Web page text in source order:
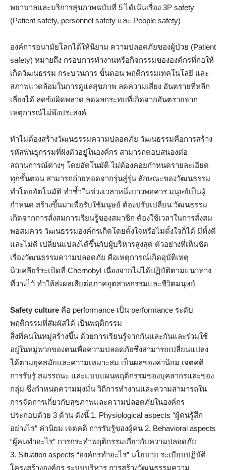
พยาบาลและบริการสุขภาพฉบับที่ 5 ได้เน้นเรื่อง 3P safety
(Patient safety, personnel safety และ People safety)
องค์การอนามัยโลกได้ให้นิยาม ความปลอดภัยของผู้ป่วย (Patient
safety) หมายถึง กรอบการทำงานหรือกิจกรรมขององค์กรที่ก่อให้
เกิดวัฒนธรรม กระบวนการ ขั้นตอน พฤติกรรมเทคโนโลยี และ
สภาพแวดล้อมในการดูแลสุขภาพ ลดความเสี่ยง อันตรายที่หลีก
เลี่ยงได้ ลดข้อผิดพลาด ลดผลกระทบที่เกิดจากอันตรายจาก
เหตุการณ์ไม่พึงประสงค์
ทำไมต้องสร้างวัฒนธรรมความปลอดภัย วัฒนธรรมคือการสร้าง
รหัสพันธุกรรมที่ฝังตัวอยู่ในองค์กร สามารถตอบสนองต่อ
สถานการณ์ต่างๆ โดยอัตโนมัติ ไม่ต้องคอยกำหนดรายละเอียด
ทุกขั้นตอน สามารถถ่ายทอดจากรุ่นสู่รุ่น ลักษณะของวัฒนธรรม
ทำโดยอัตโนมัติ ทำซ้ำในช่วงเวลาหนึ่งยาวพอควร มนุษย์เป็นผู้
กำหนด สร้างขึ้นมาเพื่อรับใช้มนุษย์ ต้องปรับเปลี่ยน วัฒนธรรม
เกิดจากการสั่งสมการเรียนรู้ของสมาชิก ต้องใช้เวลาในการสั่งสม
พอสมควร วัฒนธรรมองค์กรเกิดโดยตั้งใจหรือไม่ตั้งใจก็ได้ มีทั้งดี
และไม่ดี เปลี่ยนแปลงได้ขึ้นกับผู้บริหารสูงสุด ตัวอย่างที่เห็นชัด
เรื่องวัฒนธรรมความปลอดภัย คือเหตุการณ์เกิดอุบัติเหตุ
นิวเคลียร์ระเบิดที่ Chernobyl เนื่องจากไม่ได้ปฏิบัติตามแนวทาง
ที่วางไว้ ทำให้ส่งผลเสียต่อภาคอุตสาหกรรมและชีวิตมนุษย์
Safety culture คือ performance เป็น performance ระดับ
พฤติกรรมที่สัมผัสได้ เป็นพฤติกรรม
สิ่งที่คนในหมู่สร้างขึ้น ด้วยการเรียนรู้จากกันและกันและร่วมใช้
อยู่ในหมู่พวกของตนเพื่อความปลอดภัยซึ่งสามารถเปลี่ยนแปลง
ได้ตามยุคสมัยและความเหมาะสม เป็นผลของค่านิยม เจตคติ
การรับรู้ สมรรถนะ และแบบแผนพฤติกรรมของบุคลากรและของ
กลุ่ม ซึ่งกำหนดความมุ่งมั่น วิถีการทำงานและความสามารถใน
การจัดการเกี่ยวกับสุขภาพและความปลอดภัยในองค์กร
ประกอบด้วย 3 ด้าน ดังนี้ 1. Physiological aspects “ผู้คนรู้สึก
อย่างไร” ค่านิยม เจตคติ การรับรู้ของผู้คน 2. Behavioral aspects
“ผู้คนทำอะไร” การกระทำพฤติกรรมเกี่ยวกับความปลอดภัย
3. Situation aspects “องค์กรทำอะไร” นโยบาย ระเบียบปฏิบัติ
โครงสร้างองค์กร ระบบบริหาร การสร้างวัฒนธรรมความ